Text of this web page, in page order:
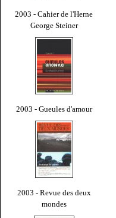
2003 - Cahier de l'Herne
George Steiner
2003 - Gueules d'amour
2003 - Revue des deux
mondes